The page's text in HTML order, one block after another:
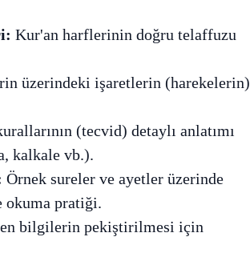
Kur'an harflerinin doğru telaffuzu
üzerindeki işaretlerin (harekelerin)
(tecvid) detaylı anlatımı
kalkale vb.).
Örnek sureler ve ayetler üzerinde
okuma pratiği.
bilgilerin pekiştirilmesi için